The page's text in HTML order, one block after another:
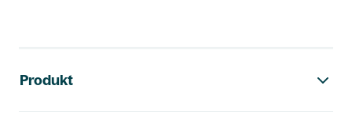
Produkt